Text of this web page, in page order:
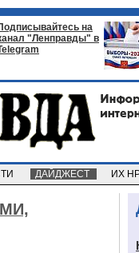
на
"Ленправды" в
ДАЙДЖЕСТ ИХ